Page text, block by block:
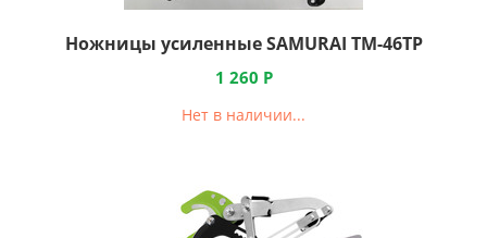
Ножницы усиленные SAMURAI ТМ-46TP
1 260 Р
Нет в наличии...